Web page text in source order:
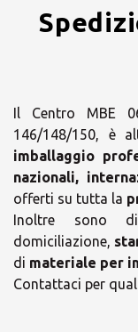
Il Centro MBE
146/148/150, è
imballaggio
nazionali,
offerti su tutta la
Inoltre sono
domiciliazione,
di materiale per
Contattaci per